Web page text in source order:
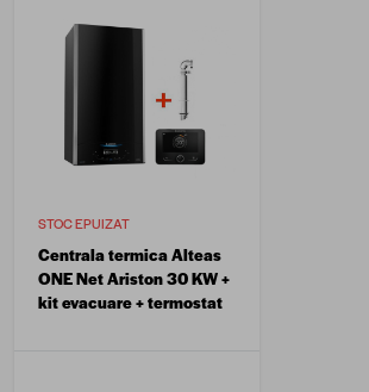
STOC EPUIZAT
Centrala termica Alteas
ONE Net Ariston 30 KW +
kit evacuare + termostat